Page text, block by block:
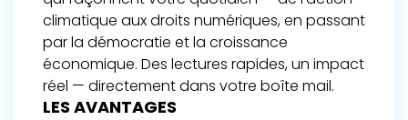
climatique aux droits numériques, en passant
par la démocratie et la croissance
économique. Des lectures rapides, un impact
réel — directement dans votre boîte mail.
LES AVANTAGES